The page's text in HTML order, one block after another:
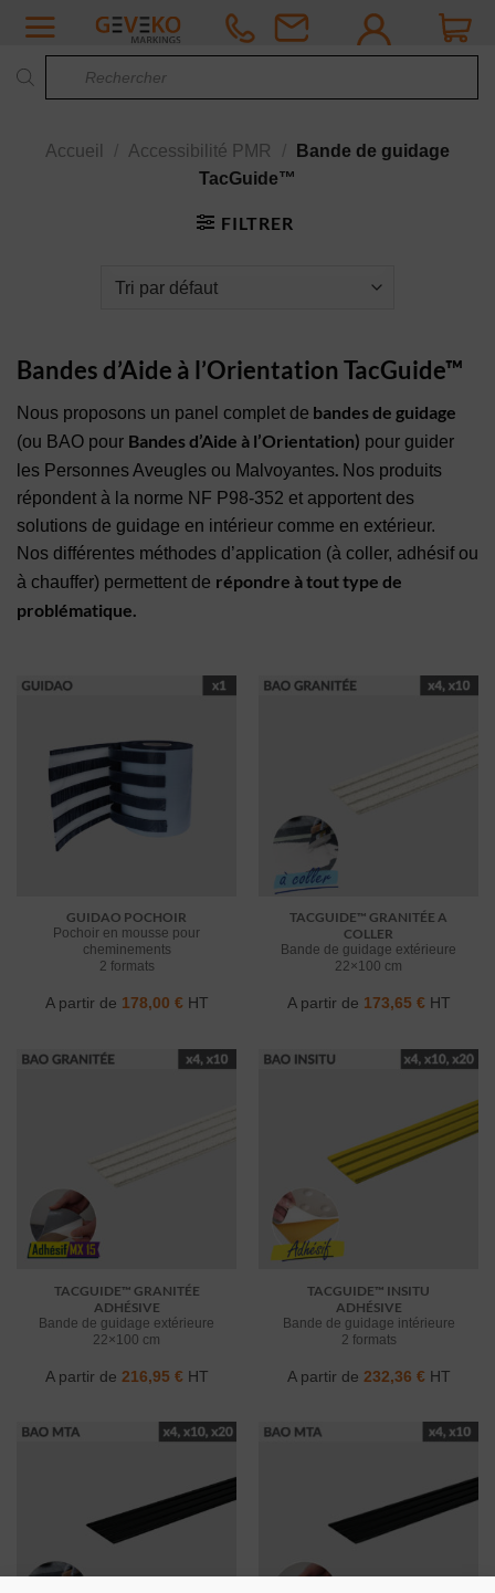
Passer
contenu
Accueil Accessibilité PMR
Bande de guidage
TacGuide™
FILTRER
Bandes d’Aide à l’Orientation TacGuide™
Nous proposons un panel complet de bandes de guidage
(ou BAO pour Bandes d’Aide à l’Orientation) pour guider
les Personnes Aveugles ou Malvoyantes. Nos produits
répondent à la norme NF P98-352 et apportent des
solutions de guidage en intérieur comme en extérieur.
Nos différentes méthodes d’application (à coller, adhésif ou
à chauffer) permettent de répondre à tout type de
problématique.
GUIDAO POCHOIR
Pochoir en mousse pour
cheminements
2 formats
A partir de 178,00 €HT
TACGUIDE™ GRANITÉE A
COLLER
Bande de guidage extérieure
22×100 cm
A partir de 173,65 €HT
TACGUIDE™ GRANITÉE
ADHÉSIVE
Bande de guidage extérieure
22×100 cm
A partir de 216,95 €HT
TACGUIDE™ INSITU
ADHÉSIVE
Bande de guidage intérieure
2 formats
A partir de 232,36 €HT